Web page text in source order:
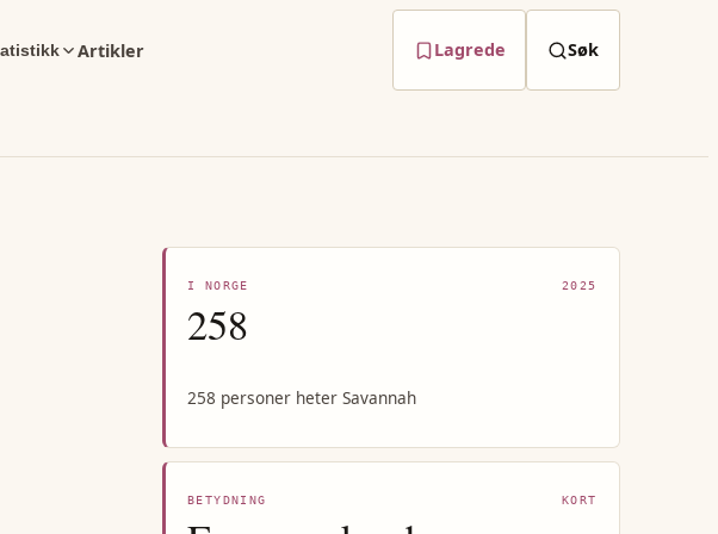
Artikler Lagrede Søk
I NORGE 2025
258
258 personer heter Savannah
BETYDNING KORT